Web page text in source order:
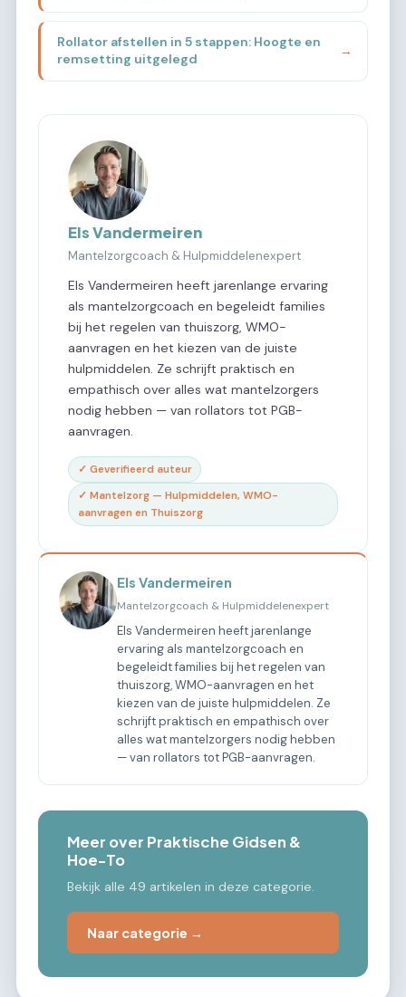
Rollator afstellen in 5 stappen: Hoogte en
remsetting uitgelegd
→
Els Vandermeiren
Mantelzorgcoach & Hulpmiddelenexpert
Els Vandermeiren heeft jarenlange ervaring
als mantelzorgcoach en begeleidt families
bij het regelen van thuiszorg, WMO-
aanvragen en het kiezen van de juiste
hulpmiddelen. Ze schrijft praktisch en
empathisch over alles wat mantelzorgers
nodig hebben — van rollators tot PGB-
aanvragen.
✓ Geverifieerd auteur
✓ Mantelzorg — Hulpmiddelen, WMO-
aanvragen en Thuiszorg
Els Vandermeiren
Mantelzorgcoach & Hulpmiddelenexpert
Els Vandermeiren heeft jarenlange
ervaring als mantelzorgcoach en
begeleidt families bij het regelen van
thuiszorg, WMO-aanvragen en het
kiezen van de juiste hulpmiddelen. Ze
schrijft praktisch en empathisch over
alles wat mantelzorgers nodig hebben
— van rollators tot PGB-aanvragen.
Meer over Praktische Gidsen &
Hoe-To
Bekijk alle 49 artikelen in deze categorie.
Naar categorie →